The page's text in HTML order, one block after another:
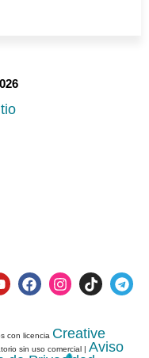
con licencia Creative
sin uso comercial | Aviso